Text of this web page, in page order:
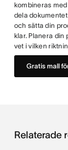
kombineras med
dela
och sätta din
klar. Planera
vet i vilken
Gratis mall
Relaterade